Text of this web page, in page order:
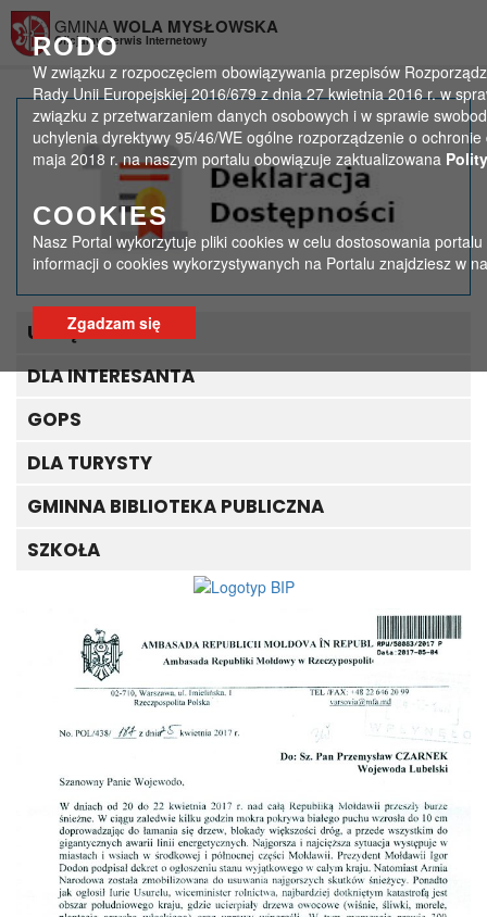
RODO
W związku z rozpoczęciem obowiązywania przepisów
Rady Unii Europejskiej 2016/679 z dnia 27 kwietnia 2016 r. w
związku z przetwarzaniem danych osobowych i w sprawie
uchylenia dyrektywy 95/46/WE ogólne rozporządzenie o
maja 2018 r. na naszym portalu obowiązuje zaktualizowana
COOKIES
Nasz Portal wykorzytuje pliki cookies w celu dostosowania
informacji o cookies wykorzystywanych na Portalu znajdziesz w
Zgadzam się
GMINA WOLA MYSŁOWSKA
Oficjalny Serwis Internetowy
Apel o pomoc dla
Mołdawii
Strona główna > Aktualności > Apel o pomoc dla Mołdawii
URZĄD GMINY
DLA INTERESANTA
GOPS
DLA TURYSTY
GMINNA BIBLIOTEKA PUBLICZNA
SZKOŁA